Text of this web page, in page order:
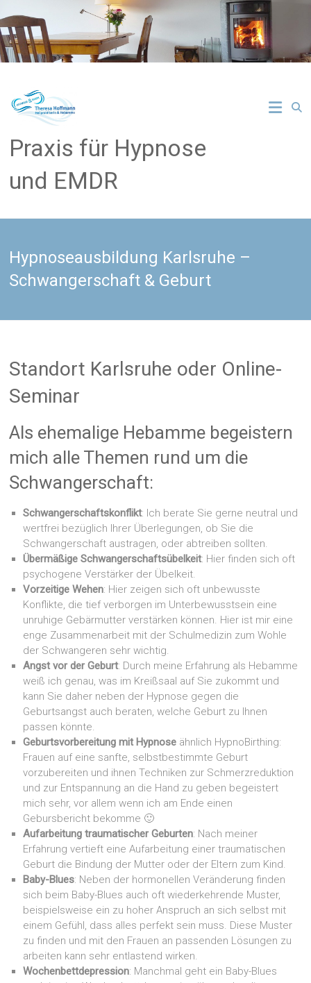
Inhalt
springen
Praxis für Hypnose
und EMDR
Hypnoseausbildung Karlsruhe –
Schwangerschaft & Geburt
Standort Karlsruhe oder Online-
Seminar
Als ehemalige Hebamme begeistern
mich alle Themen rund um die
Schwangerschaft:
Schwangerschaftskonflikt: Ich berate Sie gerne neutral und
wertfrei bezüglich Ihrer Überlegungen, ob Sie die
Schwangerschaft austragen, oder abtreiben sollten.
Übermäßige Schwangerschaftsübelkeit: Hier finden sich oft
psychogene Verstärker der Übelkeit.
Vorzeitige Wehen: Hier zeigen sich oft unbewusste
Konflikte, die tief verborgen im Unterbewusstsein eine
unruhige Gebärmutter verstärken können. Hier ist mir eine
enge Zusammenarbeit mit der Schulmedizin zum Wohle
der Schwangeren sehr wichtig.
Angst vor der Geburt: Durch meine Erfahrung als Hebamme
weiß ich genau, was im Kreißsaal auf Sie zukommt und
kann Sie daher neben der Hypnose gegen die
Geburtsangst auch beraten, welche Geburt zu Ihnen
passen könnte.
Geburtsvorbereitung mit Hypnose ähnlich HypnoBirthing:
Frauen auf eine sanfte, selbstbestimmte Geburt
vorzubereiten und ihnen Techniken zur Schmerzreduktion
und zur Entspannung an die Hand zu geben begeistert
mich sehr, vor allem wenn ich am Ende einen
Gebursbericht bekomme 🙂
Aufarbeitung traumatischer Geburten: Nach meiner
Erfahrung vertieft eine Aufarbeitung einer traumatischen
Geburt die Bindung der Mutter oder der Eltern zum Kind.
Baby-Blues: Neben der hormonellen Veränderung finden
sich beim Baby-Blues auch oft wiederkehrende Muster,
beispielsweise ein zu hoher Anspruch an sich selbst mit
einem Gefühl, dass alles perfekt sein muss. Diese Muster
zu finden und mit den Frauen an passenden Lösungen zu
arbeiten kann sehr entlastend wirken.
Wochenbettdepression: Manchmal geht ein Baby-Blues